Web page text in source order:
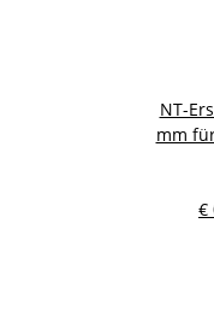
NT-
mm
€